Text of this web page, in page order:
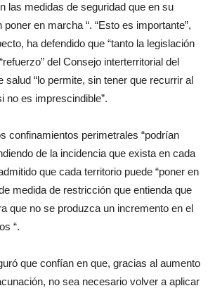
las medidas de seguridad que en su
en marcha “. “Esto es importante”,
ha defendido que “tanto la legislación
del Consejo interterritorial del
salud “lo permite, sin tener que recurrir al
no es imprescindible”.
confinamientos perimetrales “podrían
de la incidencia que exista en cada
que cada territorio puede “poner en
medida de restricción que entienda que
que no se produzca un incremento en el
“.
que confían en que, gracias al aumento
no sea necesario volver a aplicar